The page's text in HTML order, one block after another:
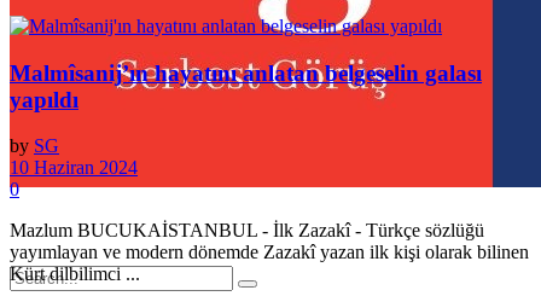
Malmîsanij’ın hayatını anlatan belgeselin galası
yapıldı
by SG
10 Haziran 2024
0
Mazlum BUCUKAİSTANBUL - İlk Zazakî - Türkçe sözlüğü
yayımlayan ve modern dönemde Zazakî yazan ilk kişi olarak bilinen
Kürt dilbilimci ...